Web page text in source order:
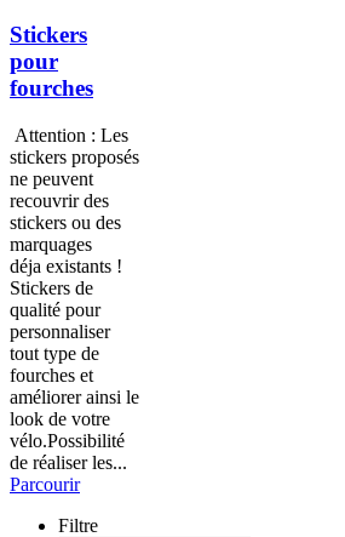
Stickers
pour
fourches
Attention : Les
stickers proposés
ne peuvent
recouvrir des
stickers ou des
marquages
déja existants !
Stickers de
qualité pour
personnaliser
tout type de
fourches et
améliorer ainsi le
look de votre
vélo.Possibilité
de réaliser les...
Parcourir
Filtre